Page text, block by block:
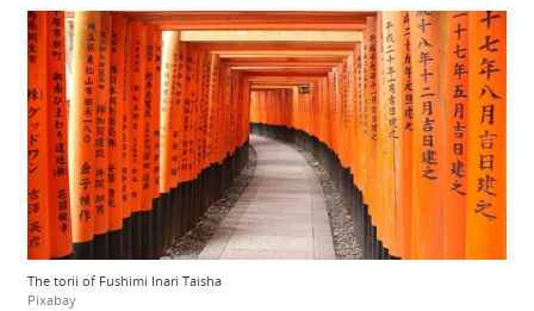
The torii of Fushimi Inari Taisha
Pixabay